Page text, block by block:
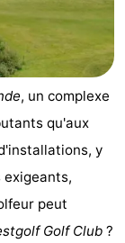
, un complexe
qu'aux
y
exigeants,
peut
Golf Club ?